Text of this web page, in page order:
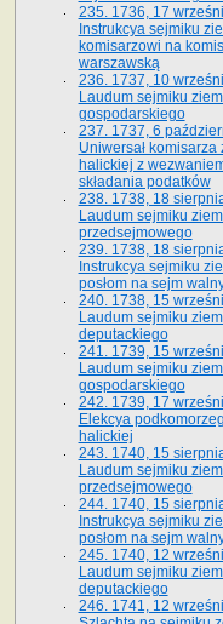
235. 1736, 17
Instrukcya sejmiku
komisarzowi na
warszawską
236. 1737, 10
Laudum sejmiku
gospodarskiego
237. 1737, 6
Uniwersał komisarza
halickiej z
składania podatków
238. 1738, 18
Laudum sejmiku
przedsejmowego
239. 1738, 18
Instrukcya sejmiku
posłom na sejm
240. 1738, 15
Laudum sejmiku
deputackiego
241. 1739, 15
Laudum sejmiku
gospodarskiego
242. 1739, 17
Elekcya
halickiej
243. 1740, 15
Laudum sejmiku
przedsejmowego
244. 1740, 15
Instrukcya sejmiku
posłom na sejm
245. 1740, 12
Laudum sejmiku
deputackiego
246. 1741, 12